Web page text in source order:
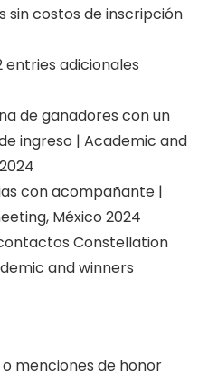
sin costos de inscripción
entries adicionales
de ganadores con un
ingreso | Academic and
con acompañante |
México 2024
Constellation
and winners
menciones de honor